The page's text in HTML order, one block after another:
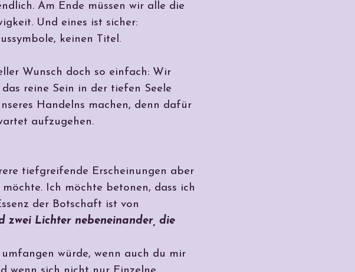
Am Ende müssen wir alle die
Und eines ist sicher:
keinen Titel.
Wunsch doch so einfach: Wir
reine Sein in der tiefen Seele
Handelns machen, denn dafür
aufzugehen.
tiefgreifende Erscheinungen aber
Ich möchte betonen, dass ich
der Botschaft ist von
zwei Lichter nebeneinander, die
würde, wenn auch du mir